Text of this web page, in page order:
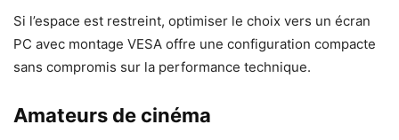
Si l’espace est restreint, optimiser le choix vers un écran
PC avec montage VESA offre une configuration compacte
sans compromis sur la performance technique.
Amateurs de cinéma